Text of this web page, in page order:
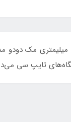
تایپ سی